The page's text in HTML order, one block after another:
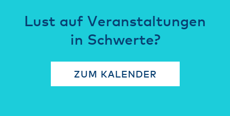
Lust auf Veranstaltungen
in Schwerte?
ZUM KALENDER